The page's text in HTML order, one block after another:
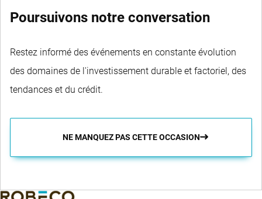
Poursuivons notre conversation
Restez informé des événements en constante évolution
des domaines de l'investissement durable et factoriel, des
tendances et du crédit.
NE MANQUEZ PAS CETTE OCCASION